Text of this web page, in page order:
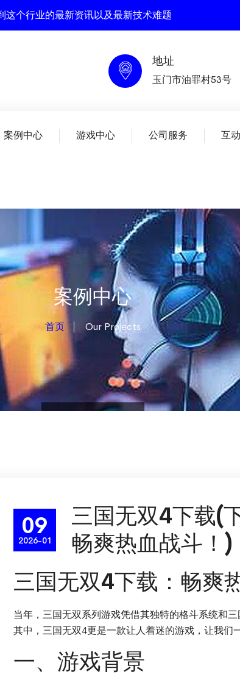
这个行业的最新资讯以及最新技术难题
地址
玉门市油罪村53号
案例中心 游戏中心 公司服务 互
案例中心
首页 Our Projects
09
2026-01
三国无双4下载(
畅爽热血战斗！)
三国无双4下载：畅爽
当年，三国无双系列游戏凭借其独特的格斗系统和
其中，三国无双4更是一款让人着迷的游戏，让我们
一、游戏背景